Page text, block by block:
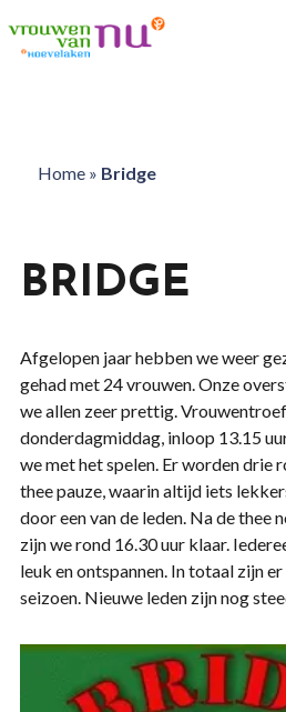
Home» Bridge
BRIDGE
Afgelopen jaar hebben we weer
gehad met 24 vrouwen. Onze
we allen zeer prettig.
donderdagmiddag, inloop 13.15
we met het spelen. Er worden drie
thee pauze, waarin altijd iets
door een van de leden. Na de thee
zijn we rond 16.30 uur klaar.
leuk en ontspannen. In totaal zijn
seizoen. Nieuwe leden zijn nog